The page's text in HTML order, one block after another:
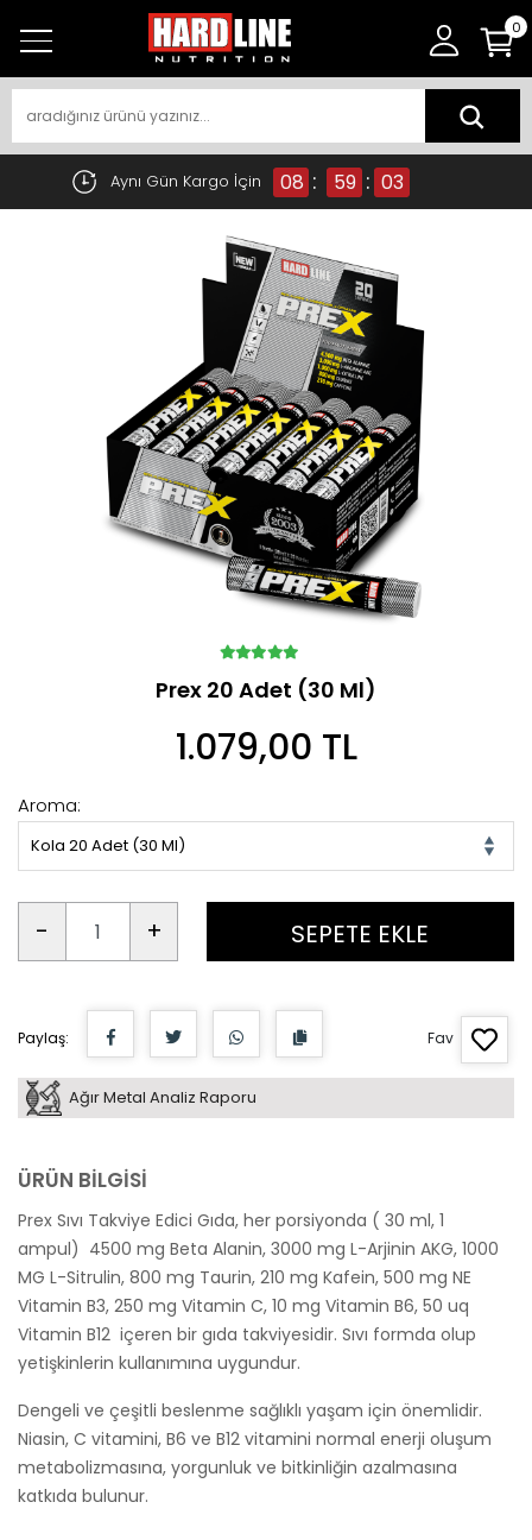
0
Aynı Gün Kargo İçin 08 : 59 : 02
Prex 20 Adet (30 Ml)
1.079,00 TL
Aroma:
Kola 20 Adet (30 Ml)
- + SEPETE EKLE
Paylaş: Fav
Ağır Metal Analiz Raporu
ÜRÜN BİLGİSİ
Prex Sıvı Takviye Edici Gıda, her porsiyonda ( 30 ml, 1
ampul) 4500 mg Beta Alanin, 3000 mg L-Arjinin AKG, 1000
MG L-Sitrulin, 800 mg Taurin, 210 mg Kafein, 500 mg NE
Vitamin B3, 250 mg Vitamin C, 10 mg Vitamin B6, 50 uq
Vitamin B12 içeren bir gıda takviyesidir. Sıvı formda olup
yetişkinlerin kullanımına uygundur.
Dengeli ve çeşitli beslenme sağlıklı yaşam için önemlidir.
Niasin, C vitamini, B6 ve B12 vitamini normal enerji oluşum
metabolizmasına, yorgunluk ve bitkinliğin azalmasına
katkıda bulunur.